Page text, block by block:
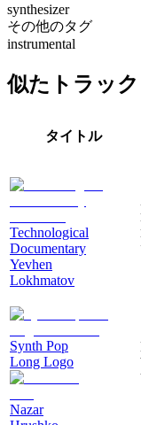
synthesizer
その他のタグ
instrumental
似たトラック
タイトル
Technological
Documentary
Yevhen
Lokhmatov
Synth Pop
Long Logo
Nazar